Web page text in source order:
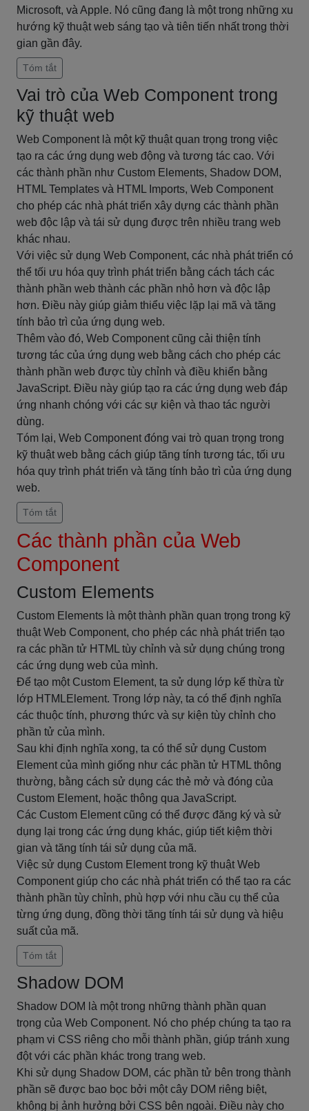
Microsoft, và Apple. Nó cũng đang là một trong những xu
hướng kỹ thuật web sáng tạo và tiên tiến nhất trong thời
gian gần đây.
Tóm tắt
Vai trò của Web Component trong
kỹ thuật web
Web Component là một kỹ thuật quan trọng trong việc
tạo ra các ứng dụng web động và tương tác cao. Với
các thành phần như Custom Elements, Shadow DOM,
HTML Templates và HTML Imports, Web Component
cho phép các nhà phát triển xây dựng các thành phần
web độc lập và tái sử dụng được trên nhiều trang web
khác nhau.
Với việc sử dụng Web Component, các nhà phát triển có
thể tối ưu hóa quy trình phát triển bằng cách tách các
thành phần web thành các phần nhỏ hơn và độc lập
hơn. Điều này giúp giảm thiểu việc lặp lại mã và tăng
tính bảo trì của ứng dụng web.
Thêm vào đó, Web Component cũng cải thiện tính
tương tác của ứng dụng web bằng cách cho phép các
thành phần web được tùy chỉnh và điều khiển bằng
JavaScript. Điều này giúp tạo ra các ứng dụng web đáp
ứng nhanh chóng với các sự kiện và thao tác người
dùng.
Tóm lại, Web Component đóng vai trò quan trọng trong
kỹ thuật web bằng cách giúp tăng tính tương tác, tối ưu
hóa quy trình phát triển và tăng tính bảo trì của ứng dụng
web.
Tóm tắt
Các thành phần của Web
Component
Custom Elements
Custom Elements là một thành phần quan trọng trong kỹ
thuật Web Component, cho phép các nhà phát triển tạo
ra các phần tử HTML tùy chỉnh và sử dụng chúng trong
các ứng dụng web của mình.
Để tạo một Custom Element, ta sử dụng lớp kế thừa từ
lớp HTMLElement. Trong lớp này, ta có thể định nghĩa
các thuộc tính, phương thức và sự kiện tùy chỉnh cho
phần tử của mình.
Sau khi định nghĩa xong, ta có thể sử dụng Custom
Element của mình giống như các phần tử HTML thông
thường, bằng cách sử dụng các thẻ mở và đóng của
Custom Element, hoặc thông qua JavaScript.
Các Custom Element cũng có thể được đăng ký và sử
dụng lại trong các ứng dụng khác, giúp tiết kiệm thời
gian và tăng tính tái sử dụng của mã.
Việc sử dụng Custom Element trong kỹ thuật Web
Component giúp cho các nhà phát triển có thể tạo ra các
thành phần tùy chỉnh, phù hợp với nhu cầu cụ thể của
từng ứng dụng, đồng thời tăng tính tái sử dụng và hiệu
suất của mã.
Tóm tắt
Shadow DOM
Shadow DOM là một trong những thành phần quan
trọng của Web Component. Nó cho phép chúng ta tạo ra
phạm vi CSS riêng cho mỗi thành phần, giúp tránh xung
đột với các phần khác trong trang web.
Khi sử dụng Shadow DOM, các phần tử bên trong thành
phần sẽ được bao bọc bởi một cây DOM riêng biệt,
không bị ảnh hưởng bởi CSS bên ngoài. Điều này cho